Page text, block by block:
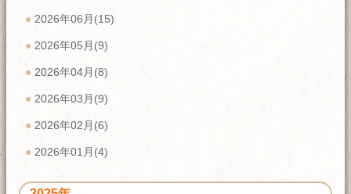
2026年06月(15)
2026年05月(9)
2026年04月(8)
2026年03月(9)
2026年02月(6)
2026年01月(4)